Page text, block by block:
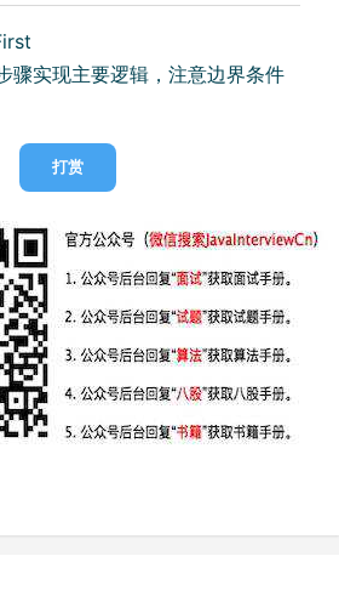
骤实现主要逻辑，注意边界条件
打赏